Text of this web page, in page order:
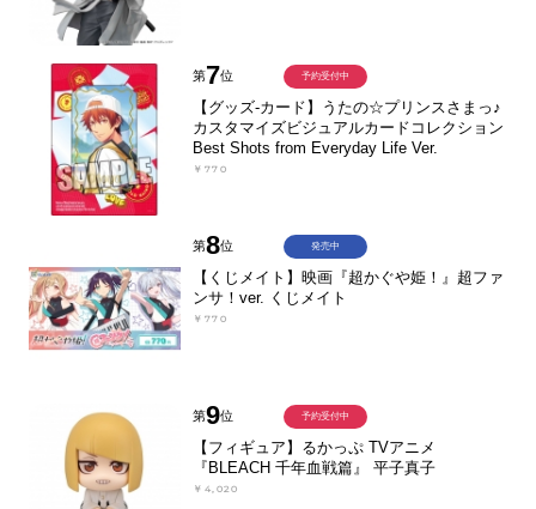
第7位
【グッズ-カード】うたの☆プリンスさまっ♪
カスタマイズビジュアルカードコレクション
Best Shots from Everyday Life Ver.
￥770
予約受付中
第8位
【くじメイト】映画『超かぐや姫！』超ファ
ンサ！ver. くじメイト
￥770
発売中
第9位
【フィギュア】るかっぷ TVアニメ
『BLEACH 千年血戦篇』 平子真子
￥4,020
予約受付中